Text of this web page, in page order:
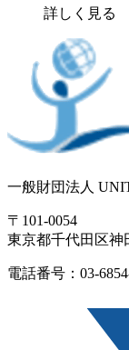
詳しく見る
一般財団法人
〒101-0054
東京都千代田区神
電話番号：03-